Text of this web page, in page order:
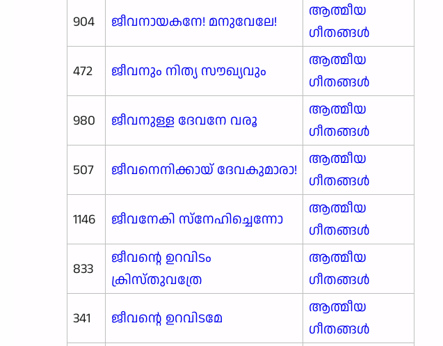
904
ജീവനായകനേ! മനുവേലേ!
ആത്മീയ
ഗീതങ്ങൾ
472
ജീവനും നിത്യ സൗഖ്യവും
ആത്മീയ
ഗീതങ്ങൾ
980
ജീവനുള്ള ദേവനേ വരൂ
ആത്മീയ
ഗീതങ്ങൾ
507
ജീവനെനിക്കായ് ദേവകുമാരാ!
ആത്മീയ
ഗീതങ്ങൾ
1146
ജീവനേകി സ്നേഹിച്ചെന്നോ
ആത്മീയ
ഗീതങ്ങൾ
833
ജീവന്റെ ഉറവിടം
ക്രിസ്തുവത്രേ
ആത്മീയ
ഗീതങ്ങൾ
341
ജീവന്റെ ഉറവിടമേ
ആത്മീയ
ഗീതങ്ങൾ